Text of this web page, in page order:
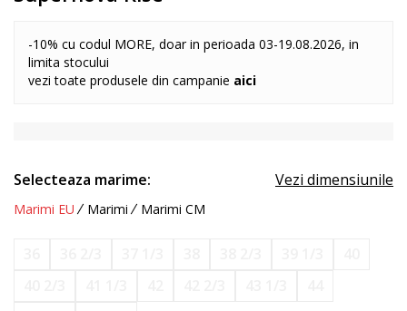
-10% cu codul MORE, doar in perioada 03-19.08.2026, in
limita stocului
vezi toate produsele din campanie aici
Selecteaza marime: Vezi dimensiunile
Marimi EU Marimi Marimi CM